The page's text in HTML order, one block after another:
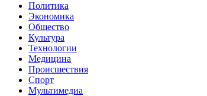
Политика
Экономика
Общество
Культура
Технологии
Медицина
Происшествия
Спорт
Мультимедиа